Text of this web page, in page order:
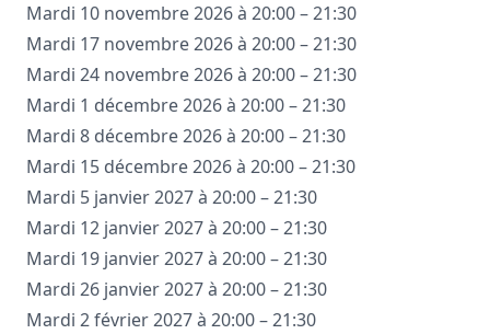
Mardi 10 novembre 2026 à 20:00 – 21:30
Mardi 17 novembre 2026 à 20:00 – 21:30
Mardi 24 novembre 2026 à 20:00 – 21:30
Mardi 1 décembre 2026 à 20:00 – 21:30
Mardi 8 décembre 2026 à 20:00 – 21:30
Mardi 15 décembre 2026 à 20:00 – 21:30
Mardi 5 janvier 2027 à 20:00 – 21:30
Mardi 12 janvier 2027 à 20:00 – 21:30
Mardi 19 janvier 2027 à 20:00 – 21:30
Mardi 26 janvier 2027 à 20:00 – 21:30
Mardi 2 février 2027 à 20:00 – 21:30